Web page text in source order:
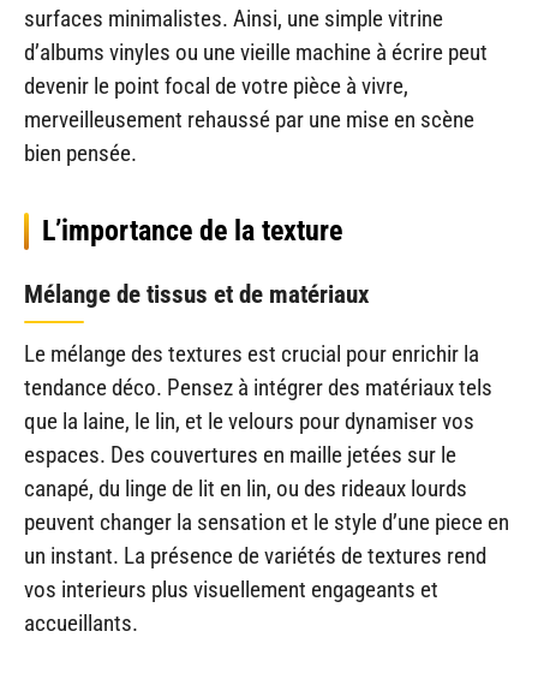
surfaces minimalistes. Ainsi, une simple vitrine
d’albums vinyles ou une vieille machine à écrire peut
devenir le point focal de votre pièce à vivre,
merveilleusement rehaussé par une mise en scène
bien pensée.
L’importance de la texture
Mélange de tissus et de matériaux
Le mélange des textures est crucial pour enrichir la
tendance déco. Pensez à intégrer des matériaux tels
que la laine, le lin, et le velours pour dynamiser vos
espaces. Des couvertures en maille jetées sur le
canapé, du linge de lit en lin, ou des rideaux lourds
peuvent changer la sensation et le style d’une piece en
un instant. La présence de variétés de textures rend
vos interieurs plus visuellement engageants et
accueillants.